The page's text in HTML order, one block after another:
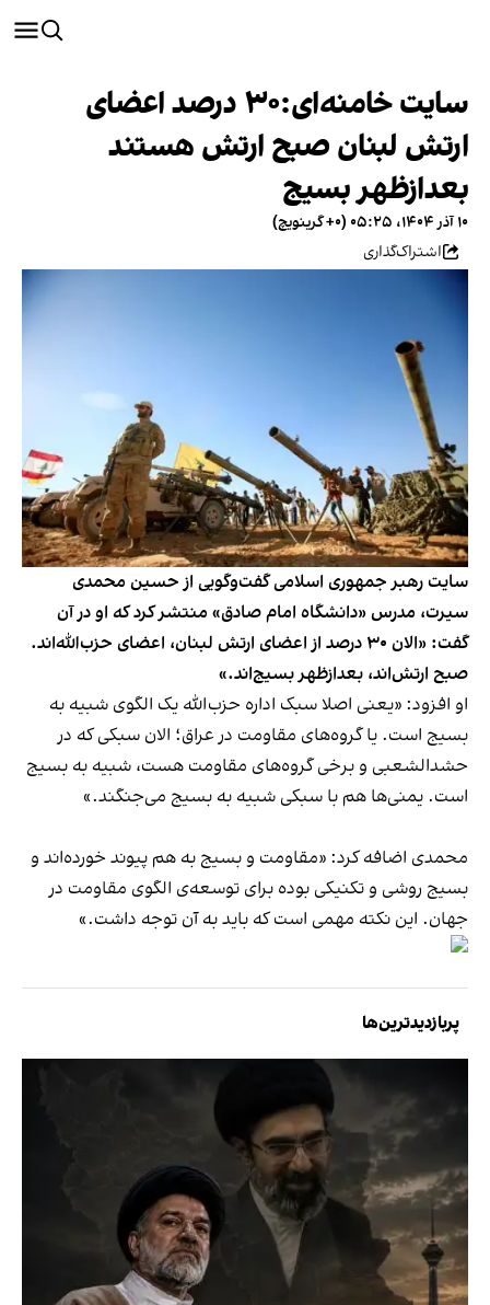
سایت خامنه‌ای:۳۰ درصد اعضای
ارتش لبنان صبح ارتش هستند
بعدازظهر بسیج
۱۰ آذر ۱۴۰۴، ۰۵:۲۵ (‎+۰ گرینویچ)
اشتراک‌گذاری
سایت رهبر جمهوری اسلامی گفت‌وگویی از حسین محمدی
سیرت، مدرس «دانشگاه امام صادق» منتشر کرد که او در آن
گفت: «الان ۳۰ درصد از اعضای ارتش لبنان، اعضای حزب‌الله‌اند.
صبح ارتش‌اند، بعدازظهر بسیج‌اند.»
او افزود: «یعنی اصلا سبک اداره‌ حزب‌الله یک الگوی شبیه به
بسیج است. یا گروه‌های مقاومت در عراق؛ الان سبکی که در
حشدالشعبی و برخی گروه‌های مقاومت هست، شبیه به بسیج
است. یمنی‌ها هم با سبکی شبیه به بسیج می‌جنگند.»
محمدی اضافه کرد: «مقاومت و بسیج به هم پیوند خورده‌اند و
بسیج روشی و تکنیکی بوده برای توسعه‌ی الگوی مقاومت در
جهان. این نکته‌ مهمی است که باید به آن توجه داشت.»
پربازدیدترین‌ها